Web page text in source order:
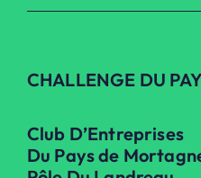
CHALLENGE DU
Club D’Entreprises
Du Pays de